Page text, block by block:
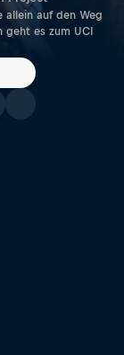
allein auf den Weg
geht es zum UCI